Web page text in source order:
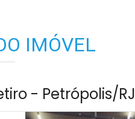
IMÓVEL
- Petrópolis/RJ